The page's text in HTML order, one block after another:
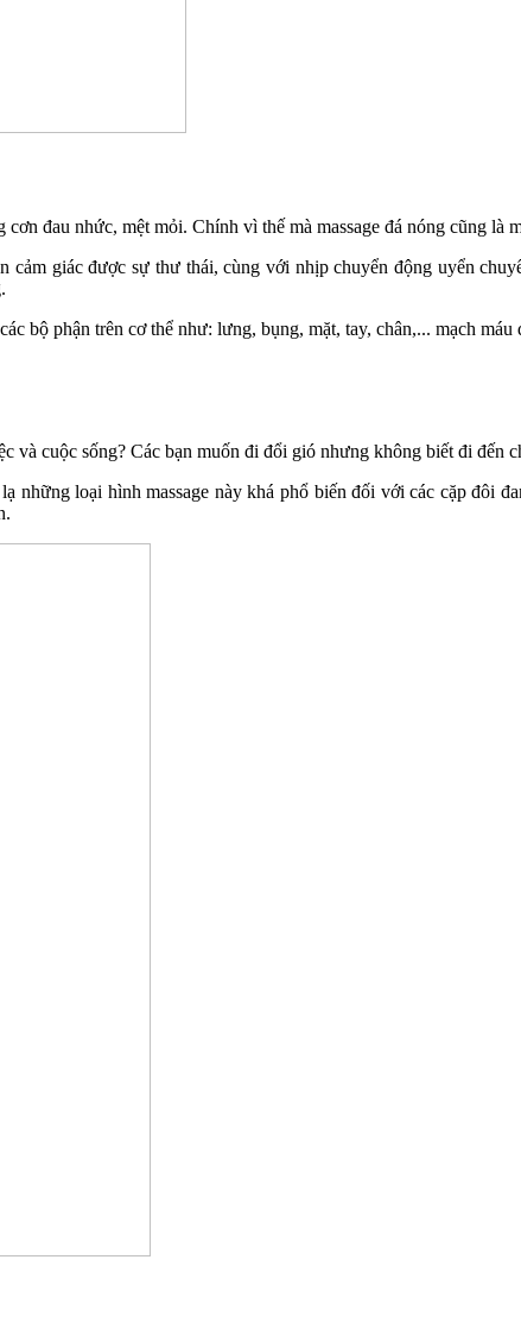
đau nhức, mệt mỏi. Chính vì thế mà massage đá nóng cũng là
giác được sự thư thái, cùng với nhịp chuyển động uyển
bộ phận trên cơ thể như: lưng, bụng, mặt, tay, chân,... mạch
và cuộc sống? Các bạn muốn đi đổi gió nhưng không biết đi đến
những loại hình massage này khá phổ biến đối với các cặp đôi